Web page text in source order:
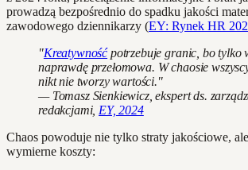
prowadzą bezpośrednio do spadku jakości
zawodowego dziennikarzy (EY: Rynek HR
"Kreatywnośćpotrzebuje granic, bo tylko
naprawdę przełomowa. W chaosie
nikt nie tworzy wartości."
— Tomasz Sienkiewicz, ekspert ds.
redakcjami, EY, 2024
Chaos powoduje nie tylko straty jakościowe, ale
wymierne koszty: